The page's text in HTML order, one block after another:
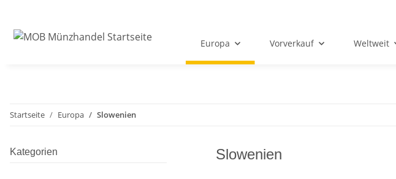
Europa Vorverkauf Weltweit
Startseite Europa Slowenien
Slowenien
Kategorien